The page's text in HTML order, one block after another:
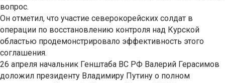
вопрос.
Он отметил, что участие северокорейских солдат в
операции по восстановлению контроля над Курской
областью продемонстрировало эффективность этого
соглашения.
26 апреля начальник Генштаба ВС РФ Валерий Герасимов
доложил президенту Владимиру Путину о полном